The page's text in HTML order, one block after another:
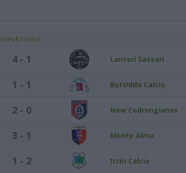
4 - 1 Lanteri Sassari
1 - 1 Bottidda Calcio
2 - 0 New Codrongianos
3 - 1 Monte Alma
1 - 2 Ittiri Calcio